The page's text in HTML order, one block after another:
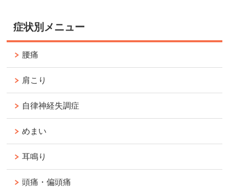
症状別メニュー
腰痛
肩こり
自律神経失調症
めまい
耳鳴り
頭痛・偏頭痛